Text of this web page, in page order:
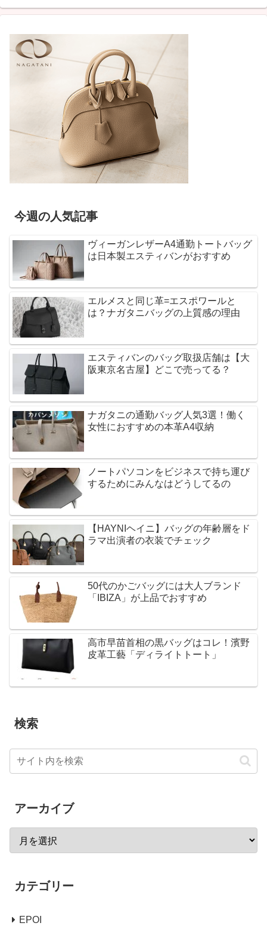
今週の人気記事
ヴィーガンレザーA4通勤トートバッグ
は日本製エスティバンがおすすめ
エルメスと同じ革=エスポワールと
は？ナガタニバッグの上質感の理由
エスティバンのバッグ取扱店舗は【大
阪東京名古屋】どこで売ってる？
ナガタニの通勤バッグ人気3選！働く
女性におすすめの本革A4収納
ノートパソコンをビジネスで持ち運び
するためにみんなはどうしてるの
【HAYNIヘイニ】バッグの年齢層をド
ラマ出演者の衣装でチェック
50代のかごバッグには大人ブランド
「IBIZA」が上品でおすすめ
高市早苗首相の黒バッグはコレ！濱野
皮革工藝「ディライトトート」
検索
アーカイブ
カテゴリー
EPOI